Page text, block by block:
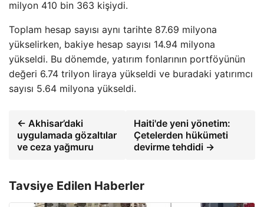
milyon 410 bin 363 kişiydi.
Toplam hesap sayısı aynı tarihte 87.69 milyona
yükselirken, bakiye hesap sayısı 14.94 milyona
yükseldi. Bu dönemde, yatırım fonlarının portföyünün
değeri 6.74 trilyon liraya yükseldi ve buradaki yatırımcı
sayısı 5.64 milyona yükseldi.
← Akhisar’daki
uygulamada gözaltılar
ve ceza yağmuru
Haiti'de yeni yönetim:
Çetelerden hükümeti
devirme tehdidi →
Tavsiye Edilen Haberler